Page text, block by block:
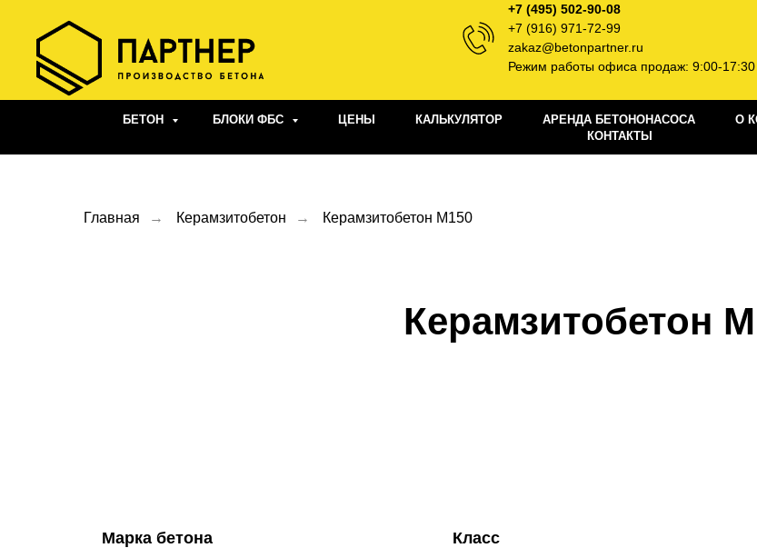
+7 (495) 502-90-08
+7 (916) 971-72-99
zakaz@betonpartner.ru
Режим работы офиса продаж: 9:00-17:30
БЕТОН БЛОКИ ФБС ЦЕНЫ КАЛЬКУЛЯТОР АРЕНДА БЕТОНОНАСОСА О
КОНТАКТЫ
Главная → Керамзитобетон → Керамзитобетон M150
Керамзитобетон
Марка бетона Класс